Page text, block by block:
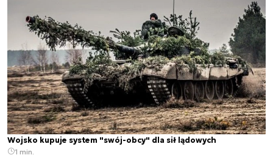
Wojsko kupuje system "swój-obcy" dla sił lądowych
1 min.